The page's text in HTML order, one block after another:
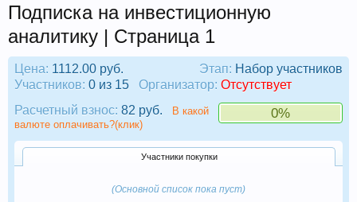
Подписка на инвестиционную
аналитику | Страница 1
Этап: Набор участников
Цена: 1112.00 руб.
Участников: 0 из 15 Организатор: Отсутствует
0%
Расчетный взнос: 82 руб.
В какой
валюте оплачивать?(клик)
Участники покупки
(Основной список пока пуст)